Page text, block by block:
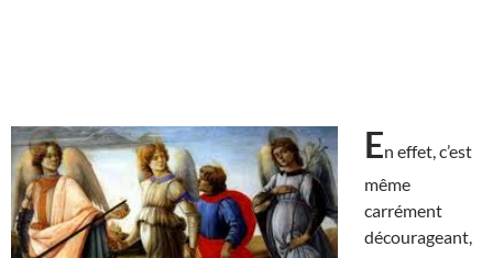
En effet, c’est
même
carrément
décourageant,